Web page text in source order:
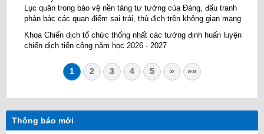
Lục quân trong bảo vệ nền tảng tư tưởng của Đảng, đấu tranh
phản bác các quan điểm sai trái, thù địch trên không gian mạng
Khoa Chiến dịch tổ chức thống nhất các tưởng định huấn luyện
chiến dịch tiến công năm học 2026 - 2027
1 2 3 4 5 » »»
Thông báo mới